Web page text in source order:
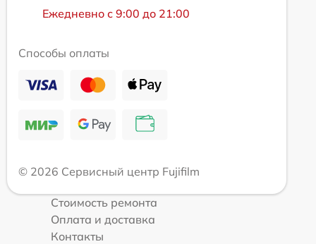
Ежедневно с 9:00 до 21:00
Способы оплаты
© 2026 Сервисный центр Fujifilm
Стоимость ремонта
Оплата и доставка
Контакты